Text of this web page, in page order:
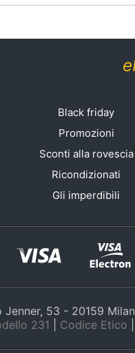
Black friday
Promozioni
Sconti alla rovescia
Ricondizionati
Gli imperdibili
Jenner, 53 - 20159
231
Codice Etico